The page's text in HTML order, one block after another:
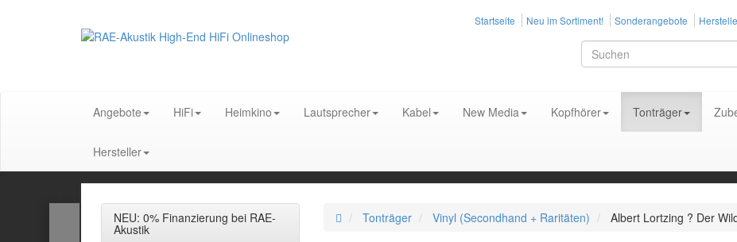
Startseite Neu im Sortiment! Sonderangebote
Angebote HiFi Heimkino Lautsprecher Kabel New Media Kopfhörer Tonträger
Hersteller
Tonträger Vinyl (Secondhand + Raritäten) Albert Lortzing ? Der
NEU: 0% Finanzierung bei RAE-
Akustik